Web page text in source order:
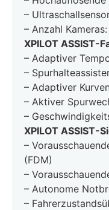
–
– Anzahl Kameras:
XPILOT ASSIST-
– Adaptiver
–
– Adaptiver
– Aktiver
–
XPILOT ASSIST-
–
(FDM)
–
– Autonome
–